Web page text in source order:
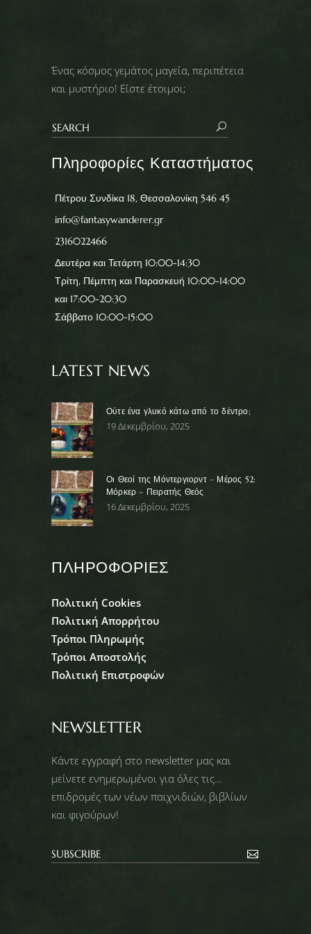
Ένας κόσμος γεμάτος μαγεία, περιπέτεια
και μυστήριο! Είστε έτοιμοι;
Πληροφορίες Καταστήματος
Πέτρου Συνδίκα 18, Θεσσαλονίκη 546 45
info@fantasywanderer.gr
2316022466
Δευτέρα και Τετάρτη 10:00-14:30
Τρίτη, Πέμπτη και Παρασκευή 10:00-14:00
και 17:00-20:30
Σάββατο 10:00-15:00
LATEST NEWS
Ούτε ένα γλυκό κάτω από το δέντρο;
19 Δεκεμβρίου, 2025
Οι Θεοί της Μόντεργιορντ – Μέρος 52:
Μόρκερ – Πειρατής Θεός
16 Δεκεμβρίου, 2025
ΠΛΗΡΟΦΟΡΙΕΣ
Πολιτική Cookies
Πολιτική Απορρήτου
Τρόποι Πληρωμής
Τρόποι Αποστολής
Πολιτική Επιστροφών
NEWSLETTER
Κάντε εγγραφή στο newsletter μας και
μείνετε ενημερωμένοι για όλες τις…
επιδρομές των νέων παιχνιδιών, βιβλίων
και φιγούρων!